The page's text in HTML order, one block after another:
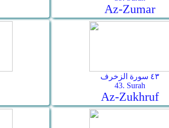
Az-Zumar
٤٣ سورة الزخرف
43. Surah
Az-Zukhruf